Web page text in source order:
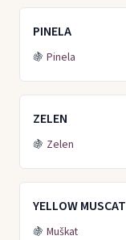
PINELA
🍇 Pinela
ZELEN
🍇 Zelen
YELLOW MUSCAT
🍇 Muškat